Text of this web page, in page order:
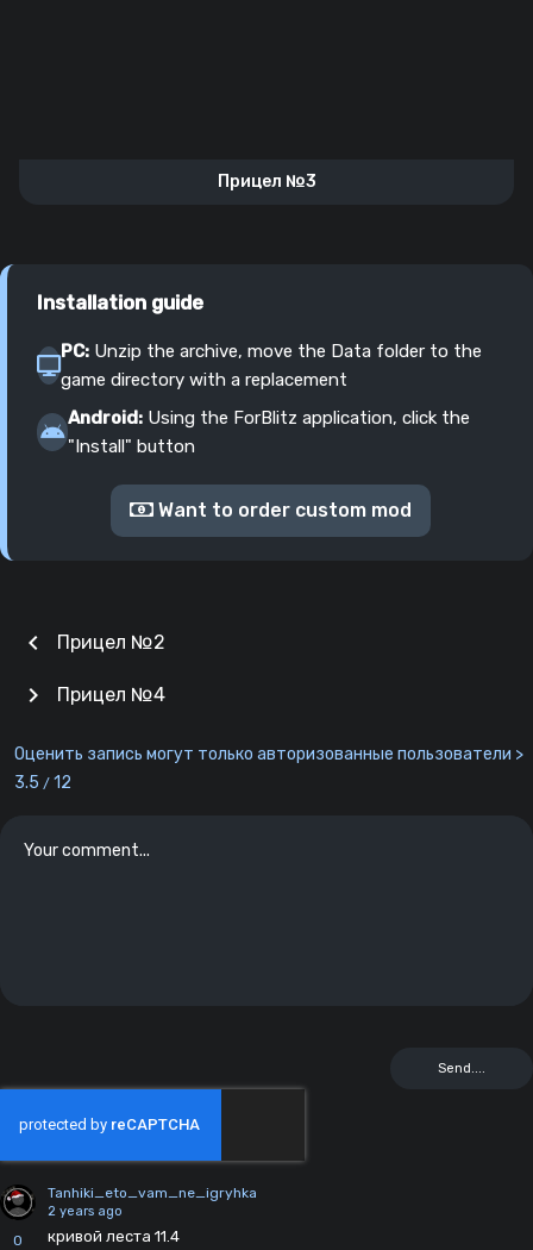
Прицел №3
Installation guide
PC: Unzip the archive, move the Data folder to the
game directory with a replacement
Android: Using the ForBlitz application, click the
"Install" button
Want to order custom mod
chevron_left Прицел №2
Прицел №4
chevron_right
Оценить запись могут только авторизованные пользователи >
3.5 / 12
0
Tanhiki_eto_vam_ne_igryhka
2 years ago
кривой леста 11.4